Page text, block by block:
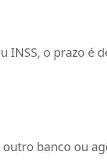
INSS, o prazo é
banco ou